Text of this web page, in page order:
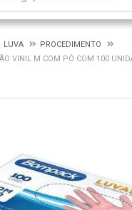
LUVA
PROCEDIMENTO
VINIL M COM PÓ COM 100